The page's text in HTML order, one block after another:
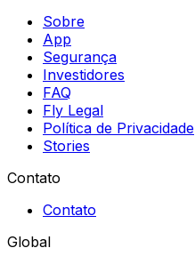
Sobre
App
Segurança
Investidores
FAQ
Fly Legal
Política de Privacidade
Stories
Contato
Contato
Global